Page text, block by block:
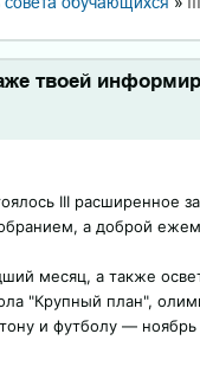
твоей
III расширенное
а доброй
месяц, а также
"Крупный план",
и футболу — ноябрь